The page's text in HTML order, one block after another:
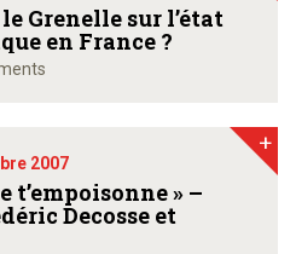
Grenelle sur l’état
en France ?
2007
t’empoisonne » –
Decosse et
+